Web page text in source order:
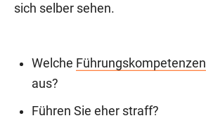
sich selber sehen.
Welche Führungskompetenzen
aus?
Führen Sie eher straff?